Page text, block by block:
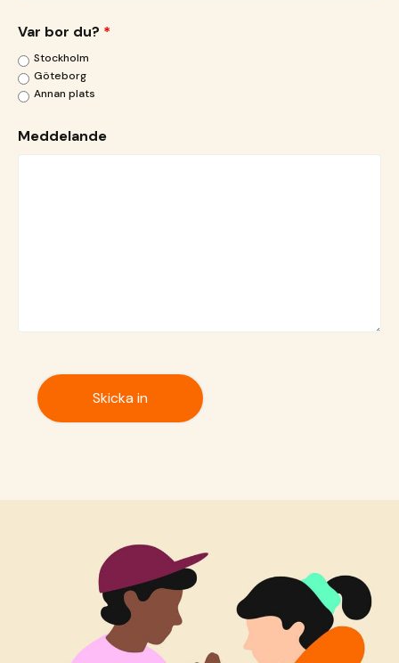
Var bor du? *
Stockholm
Göteborg
Annan plats
Meddelande